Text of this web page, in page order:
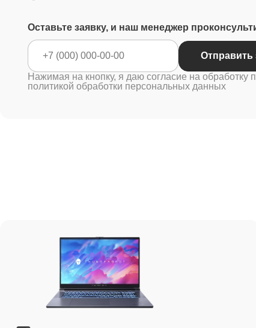
Оставьте заявку, и наш менеджер
Нажимая на кнопку, я даю согласие на обработку
политикой обработки персональных данных